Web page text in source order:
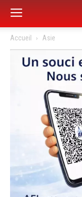
Accueil Asie